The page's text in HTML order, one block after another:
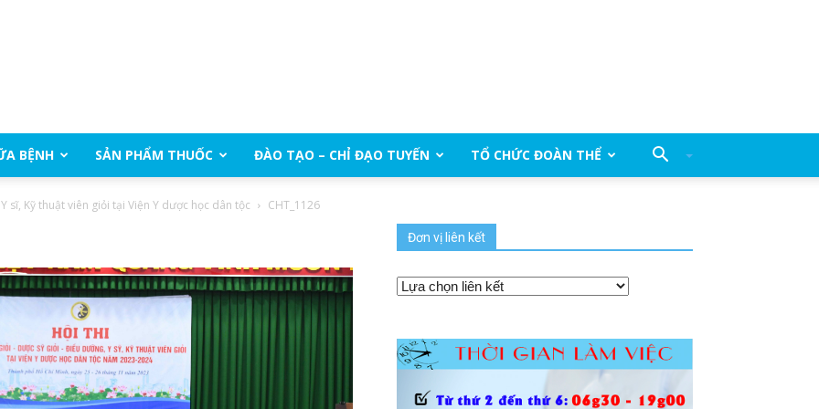
BỆNH SẢN PHẨM THUỐC ĐÀO TẠO – CHỈ ĐẠO TUYẾN TỔ CHỨC ĐOÀN THỂ
sĩ, Kỹ thuật viên giỏi tại Viện Y dược học dân tộc CHT_1126
Đơn vị liên kết